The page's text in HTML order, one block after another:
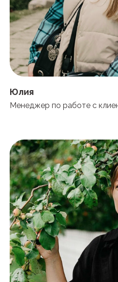
Юлия
Менеджер по работе с